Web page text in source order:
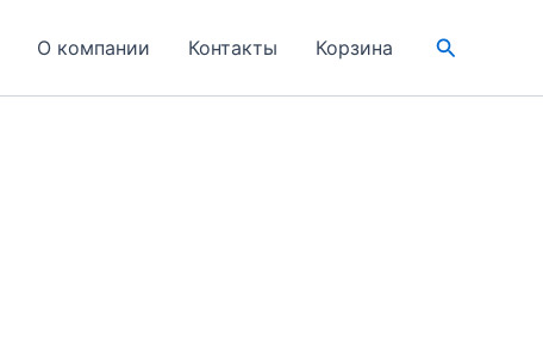
О компании Контакты Корзина Поиск